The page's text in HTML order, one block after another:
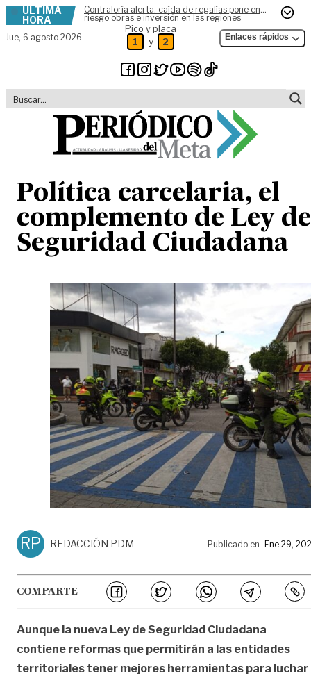
Skip to content
ÚLTIMA
HORA
Contraloría alerta: caída de regalías pone en
riesgo obras e inversión en las regiones
Jue, 6 agosto 2026
Pico y placa
1 y 2 Enlaces rápidos
Política carcelaria, el
complemento de Ley de
Seguridad Ciudadana
RP REDACCIÓN PDM Publicado en Ene 29,
COMPARTE
Aunque la nueva Ley de Seguridad Ciudadana
contiene reformas que permitirán a las entidades
territoriales tener mejores herramientas para luchar